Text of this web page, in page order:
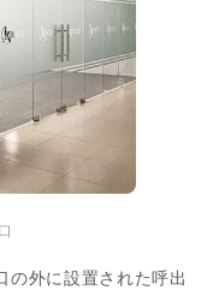
の外に設置された呼出